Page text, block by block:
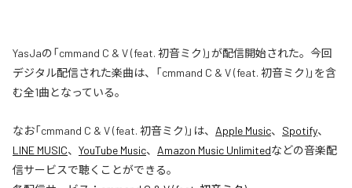
YasJaの「cmmand C & V (feat. 初音ミク)」が配信開始された。今回
デジタル配信された楽曲は、「cmmand C & V (feat. 初音ミク)」を含
む全1曲となっている。
なお「cmmand C & V (feat. 初音ミク)」は、 Apple Music、 Spotify、
LINE MUSIC、 YouTube Music、 Amazon Music Unlimitedなどの音楽配
信サービスで聴くことができる。